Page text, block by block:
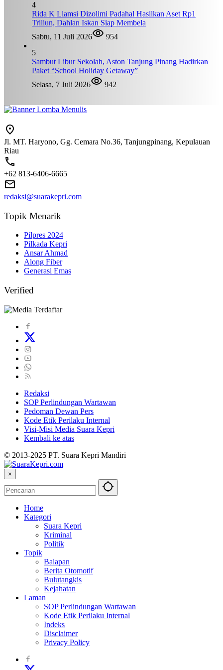
4
Rida K Liamsi Dizolimi Padahal Hasilkan Aset Rp1
Triliun, Dahlan Iskan Siap Membela
Sabtu, 11 Juli 2026
954
5
Sambut Libur Sekolah, Aston Tanjung Pinang Hadirkan
Paket “School Holiday Getaway”
Selasa, 7 Juli 2026
942
Jl. MT. Haryono, Gg. Cemara No.36, Tanjungpinang, Kepulauan
Riau
+62 813-6406-6665
redaksi@suarakepri.com
Topik Menarik
Pilpres 2024
Pilkada Kepri
Ansar Ahmad
Along Fiber
Generasi Emas
Verified
Redaksi
SOP Perlindungan Wartawan
Pedoman Dewan Pers
Kode Etik Perilaku Internal
Visi-Misi Media Suara Kepri
Kembali ke atas
© 2013-2025 PT. Suara Kepri Mandiri
×
Home
Kategori
Suara Kepri
Kriminal
Politik
Topik
Balapan
Berita Otomotif
Bulutangkis
Kejahatan
Laman
SOP Perlindungan Wartawan
Kode Etik Perilaku Internal
Indeks
Disclaimer
Privacy Policy